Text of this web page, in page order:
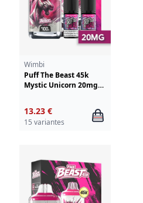
Wimbi
Puff The Beast 45k
Mystic Unicorn 20mg
13.23 €
15 variantes